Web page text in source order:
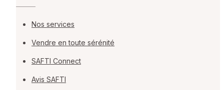
Nos services
Vendre en toute sérénité
SAFTI Connect
Avis SAFTI